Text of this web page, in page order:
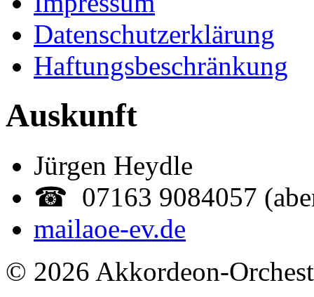
Datenschutzerklärung
Haftungsbeschränkung
Auskunft
Jürgen Heydle
☎ 07163 9084057
mailaoe-ev.de
© 2026 Akkordeon-